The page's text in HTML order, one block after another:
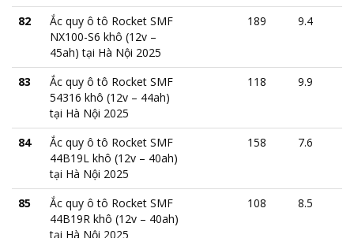
82
Ắc quy ô tô Rocket SMF
NX100-S6 khô (12v –
45ah) tại Hà Nội 2025
189 9.4
83
Ắc quy ô tô Rocket SMF
54316 khô (12v – 44ah)
tại Hà Nội 2025
118 9.9
84
Ắc quy ô tô Rocket SMF
44B19L khô (12v – 40ah)
tại Hà Nội 2025
158 7.6
85
Ắc quy ô tô Rocket SMF
44B19R khô (12v – 40ah)
tại Hà Nội 2025
108 8.5